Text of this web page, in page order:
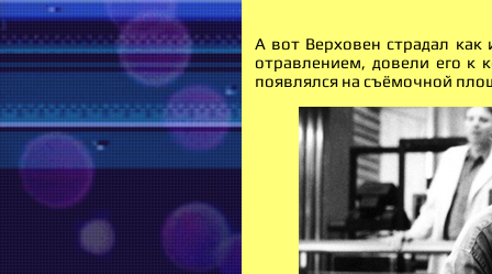
А вот Верховен страдал
отравлением, довели его к
появлялся на съёмочной